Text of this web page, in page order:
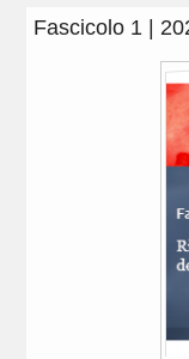
Fascicolo 1 |